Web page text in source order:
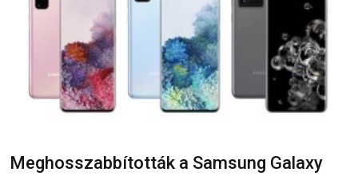
Meghosszabbították a Samsung Galaxy